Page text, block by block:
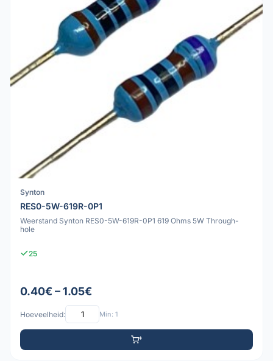
Synton
RES0-5W-619R-0P1
Weerstand Synton RES0-5W-619R-0P1 619 Ohms 5W Through-
hole
25
0.40€ – 1.05€
Hoeveelheid: Min: 1